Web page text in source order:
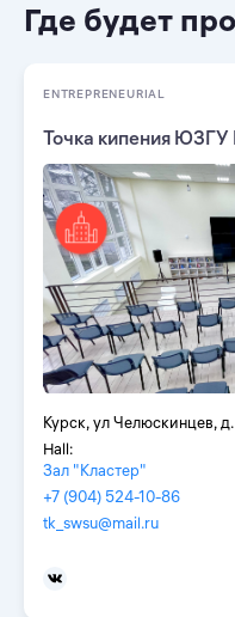
Где будет
ENTREPRENEURIAL
Точка кипения ЮЗГУ
Курск, ул Челюскинцев,
Hall:
Зал "Кластер"
+7 (904) 524-10-86
tk_swsu@mail.ru